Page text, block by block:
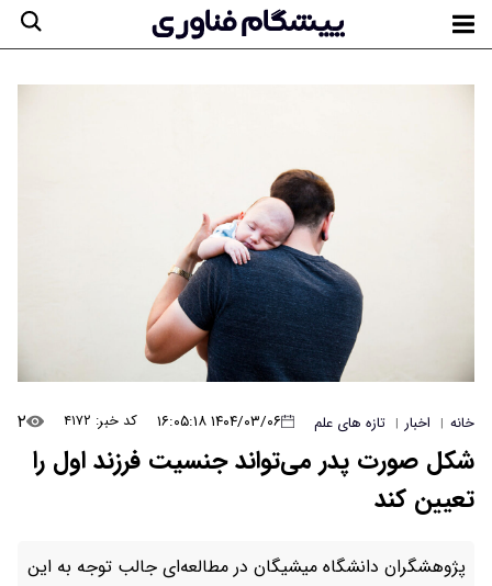
خانه | اخبار | تازه های علم ۱۴۰۴/۰۳/۰۶ ۱۶:۰۵:۱۸ کد خبر: ۴۱۷۲ ۲
شکل صورت پدر می‌تواند جنسیت فرزند اول را
تعیین کند
پژوهشگران دانشگاه میشیگان در مطالعه‌ای جالب توجه به این